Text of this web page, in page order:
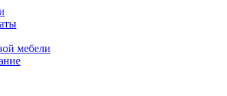
мебели